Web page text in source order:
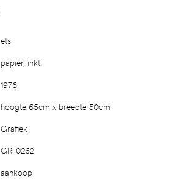
ets
papier, inkt
1976
hoogte 65cm x breedte 50cm
Grafiek
GR-0262
aankoop